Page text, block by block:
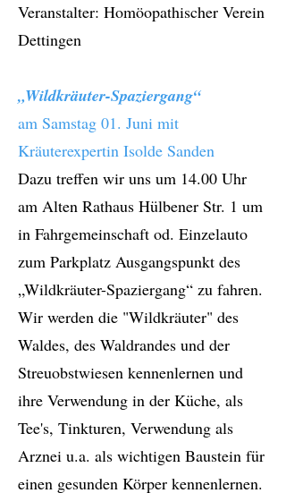
Veranstalter: Homöopathischer Verein
Dettingen
„Wildkräuter-Spaziergang“
am Samstag 01. Juni mit
Kräuterexpertin Isolde Sanden
Dazu treffen wir uns um 14.00 Uhr
am Alten Rathaus Hülbener Str. 1 um
in Fahrgemeinschaft od. Einzelauto
zum Parkplatz Ausgangspunkt des
„Wildkräuter-Spaziergang“ zu fahren.
Wir werden die "Wildkräuter" des
Waldes, des Waldrandes und der
Streuobstwiesen kennenlernen und
ihre Verwendung in der Küche, als
Tee's, Tinkturen, Verwendung als
Arznei u.a. als wichtigen Baustein für
einen gesunden Körper kennenlernen.